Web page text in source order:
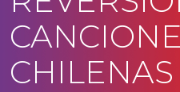
CHILENAS